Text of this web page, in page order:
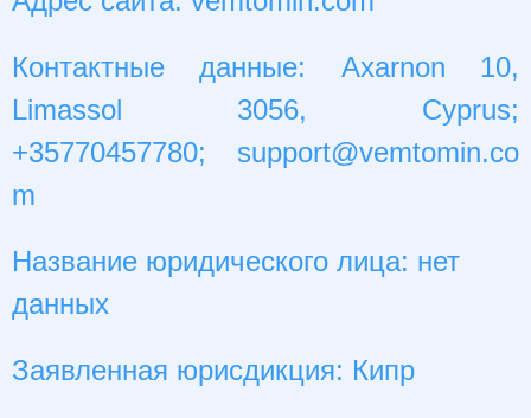
Контактные данные: Axarnon 10,
Limassol 3056, Cyprus;
+35770457780; support@vemtomin.co
m
Название юридического лица: нет
данных
Заявленная юрисдикция: Кипр